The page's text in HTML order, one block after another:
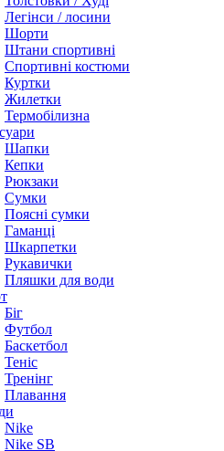
Легінси / лосини
Шорти
Штани спортивні
Спортивні костюми
Куртки
Жилетки
Термобілизна
Шапки
Кепки
Рюкзаки
Сумки
Поясні сумки
Гаманці
Шкарпетки
Рукавички
Пляшки для води
Біг
Футбол
Баскетбол
Теніс
Тренінг
Плавання
Nike
Nike SB